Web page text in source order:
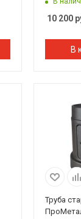
10 200
В
Труба